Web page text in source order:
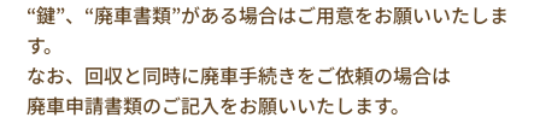
“鍵”、“廃車書類”がある場合はご用意をお願いいたしま
す。
なお、回収と同時に廃車手続きをご依頼の場合は
廃車申請書類のご記入をお願いいたします。